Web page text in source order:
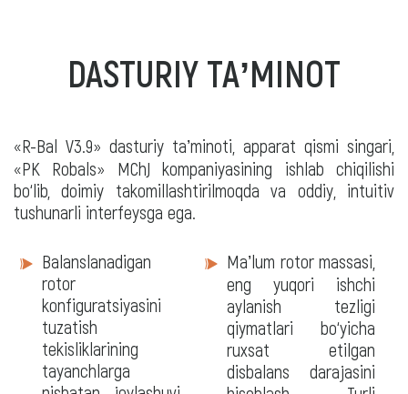
DASTURIY TAʼMINOT
«R-Bal V3.9» dasturiy taʼminoti, apparat qismi singari,
«PK Robals» MChJ kompaniyasining ishlab chiqilishi
bo‘lib, doimiy takomillashtirilmoqda va oddiy, intuitiv
tushunarli interfeysga ega.
Dasturiy
taʼminot
Balanslanadigan
rotor
konfiguratsiyasini
tuzatish
tekisliklarining
tayanchlarga
Maʼlum rotor massasi,
eng yuqori ishchi
aylanish tezligi
qiymatlari bo‘yicha
ruxsat etilgan
disbalans darajasini